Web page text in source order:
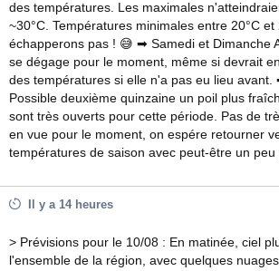
des températures. Les maximales
~30°C. Températures minimales entre 20°C
échapperons pas ! 😅 ➡ Samedi et Dimanche
se dégage pour le moment, même si devrait
des températures si elle n'a pas eu lieu avant.
Possible deuxième quinzaine un poil plus
sont très ouverts pour cette période. Pas de
en vue pour le moment, on espére retourner
températures de saison avec peut-être un peu
Il y a 14 heures
> Prévisions pour le 10/08 : En matinée, ciel
l'ensemble de la région, avec quelques